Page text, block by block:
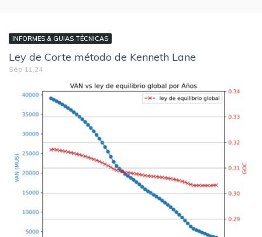
INFORMES & GUIAS TÉCNICAS
Ley de Corte método de Kenneth Lane
Sep 11,24